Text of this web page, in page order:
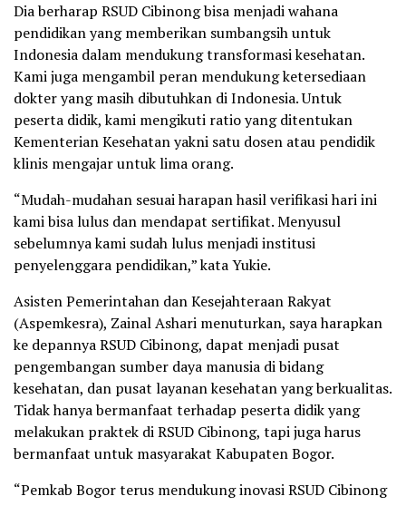
Dia berharap RSUD Cibinong bisa menjadi wahana
pendidikan yang memberikan sumbangsih untuk
Indonesia dalam mendukung transformasi kesehatan.
Kami juga mengambil peran mendukung ketersediaan
dokter yang masih dibutuhkan di Indonesia. Untuk
peserta didik, kami mengikuti ratio yang ditentukan
Kementerian Kesehatan yakni satu dosen atau pendidik
klinis mengajar untuk lima orang.
“Mudah-mudahan sesuai harapan hasil verifikasi hari ini
kami bisa lulus dan mendapat sertifikat. Menyusul
sebelumnya kami sudah lulus menjadi institusi
penyelenggara pendidikan,” kata Yukie.
Asisten Pemerintahan dan Kesejahteraan Rakyat
(Aspemkesra), Zainal Ashari menuturkan, saya harapkan
ke depannya RSUD Cibinong, dapat menjadi pusat
pengembangan sumber daya manusia di bidang
kesehatan, dan pusat layanan kesehatan yang berkualitas.
Tidak hanya bermanfaat terhadap peserta didik yang
melakukan praktek di RSUD Cibinong, tapi juga harus
bermanfaat untuk masyarakat Kabupaten Bogor.
“Pemkab Bogor terus mendukung inovasi RSUD Cibinong